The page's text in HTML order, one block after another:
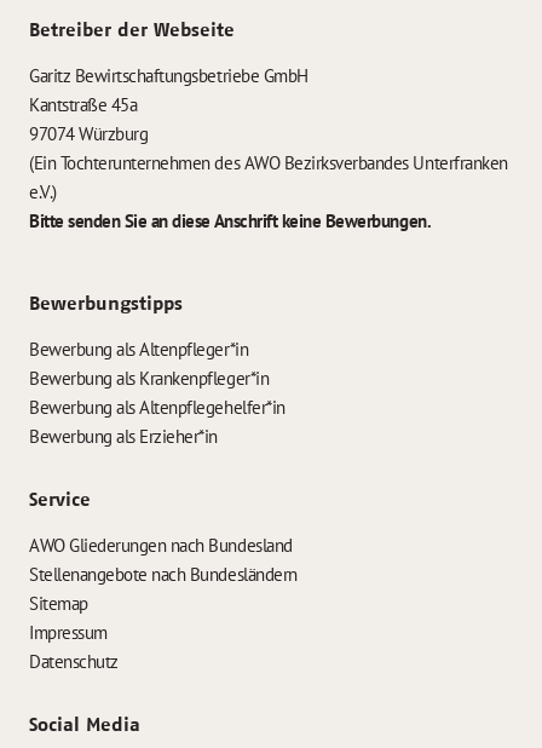
Betreiber der Webseite
Garitz Bewirtschaftungsbetriebe GmbH
Kantstraße 45a
97074 Würzburg
(Ein Tochterunternehmen des AWO Bezirksverbandes Unterfranken
e.V.)
Bitte senden Sie an diese Anschrift keine Bewerbungen.
Bewerbungstipps
Bewerbung als Altenpfleger*in
Bewerbung als Krankenpfleger*in
Bewerbung als Altenpflegehelfer*in
Bewerbung als Erzieher*in
Service
AWO Gliederungen nach Bundesland
Stellenangebote nach Bundesländern
Sitemap
Impressum
Datenschutz
Social Media